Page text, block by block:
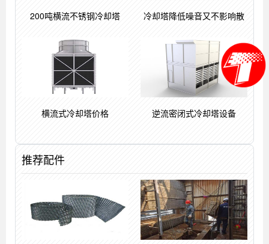
200吨横流不锈钢冷却塔 冷却塔降低噪音又不影响散
横流式冷却塔价格 逆流密闭式冷却塔设备
推荐配件